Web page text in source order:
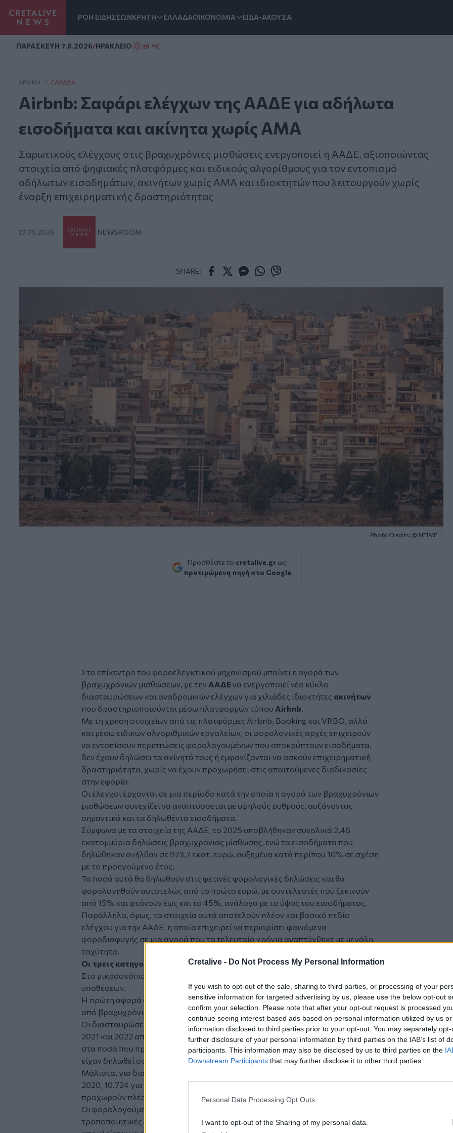
Cretalive - Do Not Process My Personal Information
If you wish to opt-out of the sale, sharing to third parties, or processing of your
sensitive information for targeted advertising by us, please use the below opt-out
confirm your selection. Please note that after your opt-out request is processed
continue seeing interest-based ads based on personal information utilized by us
information disclosed to third parties prior to your opt-out. You may separately
further disclosure of your personal information by third parties on the IAB’s list of
participants. This information may also be disclosed by us to third parties on the
Downstream Participants that may further disclose it to other third parties.
Personal Data Processing Opt Outs
I want to opt-out of the Sharing of my personal data.
ΡΟΗ ΕΙΔΗΣΕΩΝΚΡΗΤΗ ΕΛΛΑΔΑΟΙΚΟΝΟΜΙΑ ΕΙΔΑ-ΑΚΟΥΣΑ
ΠΑΡΑΣΚΕΥΗ 7.8.2026/ΗΡΑΚΛΕΙΟ 29 °C
ΑΡΧΙΚΗ / ΕΛΛΆΔΑ
Airbnb: Σαφάρι ελέγχων της ΑΑΔΕ για αδήλωτα
εισοδήματα και ακίνητα χωρίς ΑΜΑ
Σαρωτικούς ελέγχους στις βραχυχρόνιες μισθώσεις ενεργοποιεί η ΑΑΔΕ, αξιοποιώντας
στοιχεία από ψηφιακές πλατφόρμες και ειδικούς αλγορίθμους για τον εντοπισμό
αδήλωτων εισοδημάτων, ακινήτων χωρίς ΑΜΑ και ιδιοκτητών που λειτουργούν χωρίς
έναρξη επιχειρηματικής δραστηριότητας
17.05.2026 NEWSROOM
SHARE:
Photo Credits: @INTIME
Προσθέστε το cretalive.gr ως
προτιμώμενη πηγή στο Google
Στο επίκεντρο του φοροελεγκτικού μηχανισμού μπαίνει η αγορά των
βραχυχρόνιων μισθώσεων, με την ΑΑΔΕνα ενεργοποιεί νέο κύκλο
διασταυρώσεων και αναδρομικών ελέγχων για χιλιάδες ιδιοκτήτες ακινήτων
που δραστηριοποιούνται μέσω πλατφορμών τύπου Airbnb.
Με τη χρήση στοιχείων από τις πλατφόρμες Airbnb, Booking και VRBO, αλλά
και μέσω ειδικών αλγοριθμικών εργαλείων, οι φορολογικές αρχές επιχειρούν
να εντοπίσουν περιπτώσεις φορολογουμένων που αποκρύπτουν εισοδήματα,
δεν έχουν δηλώσει τα ακίνητά τους ή εμφανίζονται να ασκούν επιχειρηματική
δραστηριότητα, χωρίς να έχουν προχωρήσει στις απαιτούμενες διαδικασίες
στην εφορία.
Οι έλεγχοι έρχονται σε μια περίοδο κατά την οποία η αγορά των βραχυχρόνιων
μισθώσεων συνεχίζει να αναπτύσσεται με υψηλούς ρυθμούς, αυξάνοντας
σημαντικά και τα δηλωθέντα εισοδήματα.
Σύμφωνα με τα στοιχεία της ΑΑΔΕ, το 2025 υποβλήθηκαν συνολικά 2,46
εκατομμύρια δηλώσεις βραχυχρόνιας μίσθωσης, ενώ τα εισοδήματα που
δηλώθηκαν ανήλθαν σε 973,7 εκατ. ευρώ, αυξημένα κατά περίπου 10% σε σχέση
με το προηγούμενο έτος.
Τα ποσά αυτά θα δηλωθούν στις φετινές φορολογικές δηλώσεις και θα
φορολογηθούν αυτοτελώς από το πρώτο ευρώ, με συντελεστές που ξεκινούν
από 15% και φτάνουν έως και το 45%, ανάλογα με το ύψος του εισοδήματος.
Παράλληλα, όμως, τα στοιχεία αυτά αποτελούν πλέον και βασικό πεδίο
ελέγχου για την ΑΑΔΕ, η οποία επιχειρεί να περιορίσει φαινόμενα
φοροδιαφυγής σε μια αγορά που τα τελευταία χρόνια αναπτύχθηκε με μεγάλη
ταχύτητα.
Οι τρεις κατηγορίες ελέγχων
Στο μικροσκόπιο των ελέγχων βρίσκονται κυρίως τρεις βασικές κατηγορίες
υποθέσεων.
Η πρώτη αφορά φορολογούμενους που εμφανίζονται να εισπράττουν ποσά
από βραχυχρόνιες μισθώσεις, χωρίς να τα δηλώνουν πλήρως στην εφορία.
Οι διασταυρώσεις που πραγματοποίησε η ΑΑΔΕ για τα φορολογικά έτη 2020,
2021 και 2022 αποκάλυψαν 24.383 μοναδικούς ΑΦΜ με αποκλίσεις ανάμεσα
στα ποσά που προέκυπταν από τις ψηφιακές πλατφόρμες και σε εκείνα που
είχαν δηλωθεί στις φορολογικές δηλώσεις.
Μάλιστα, για διαφορές άνω των 500 ευρώ εντοπίστηκαν 6.222 ΑΦΜ για το
2020, 10.724 για το 2021 και 17.525 για το 2022, με τις φορολογικές αρχές να
προχωρούν πλέον σε περαιτέρω διαδικασίες ελέγχου.
Οι φορολογούμενοι αυτοί αναμένεται να κληθούν να υποβάλουν
τροποποιητικές δηλώσεις, ενώ, σε περιπτώσεις σημαντικών αποκλίσεων, δεν